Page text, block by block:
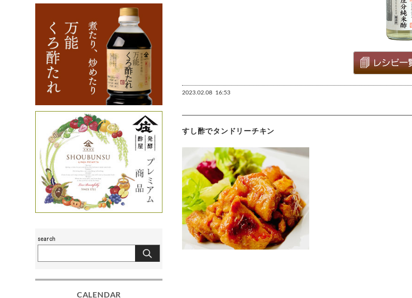
2023.02.08 16:53
すし酢でタンドリーチキン